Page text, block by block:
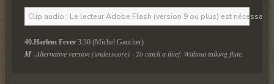
Clip audio : Le lecteur Adobe Flash (version 9 ou plus) est
40.Harlem Fever 3:30 (Michel Gaucher)
M -Alternative version (underscore) - To catch a thief. Without talking flute.